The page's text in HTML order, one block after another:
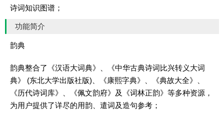
诗词知识图谱；
功能简介
韵典
韵典整合了《汉语大词典》、《中华古典诗词比兴转义大词
典》 (东北大学出版社版)、《康熙字典》、《典故大全》、
《历代诗词库》、《佩文韵府》及《词林正韵》等多种资源，
为用户提供了详尽的用韵、遣词及造句参考；